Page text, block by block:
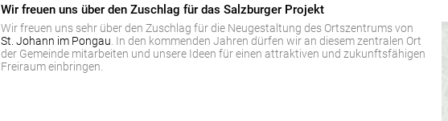
Wir freuen uns über den Zuschlag für das Salzburger Projekt
Wir freuen uns sehr über den Zuschlag für die Neugestaltung des Ortszentrums von
St. Johann im Pongau . In den kommenden Jahren dürfen wir an diesem zentralen Ort
der Gemeinde mitarbeiten und unsere Ideen für einen attraktiven und zukunftsfähigen
Freiraum einbringen.